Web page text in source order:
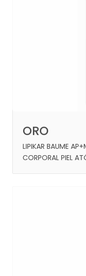
ORO
LIPIKAR BAUME
CORPORAL PIEL